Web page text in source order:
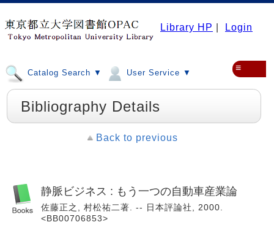
Library HP Login
Catalog Search ▼ User Service ▼ ≡
Bibliography Details
Back to previous
静脈ビジネス : もう一つの自動車産業論
佐藤正之, 村松祐二著. -- 日本評論社, 2000.
<BB00706853>